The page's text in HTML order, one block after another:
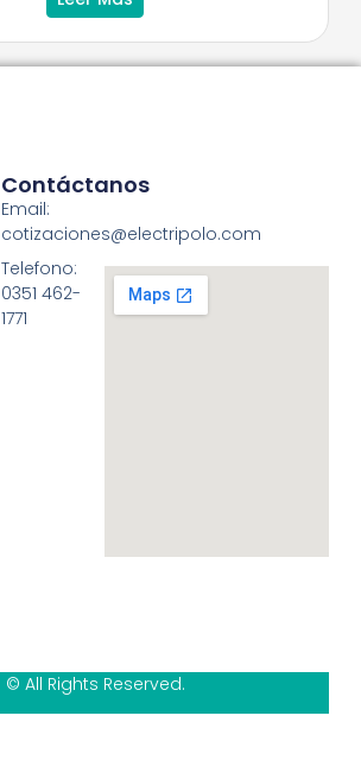
Contáctanos
Email:
cotizaciones@electripolo.com
Telefono:
0351 462-
1771
© All Rights Reserved.